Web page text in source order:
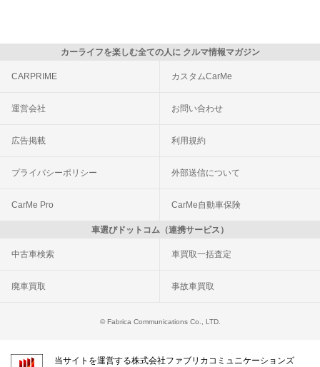
カーライフを楽しむ全ての人に クルマ情報マガジン
CARPRIME カスタムCarMe
運営会社 お問い合わせ
広告掲載 利用規約
プライバシーポリシー 外部送信について
CarMe Pro CarMe自動車保険
車選びドットコム（連携サービス）
中古車検索 車買取一括査定
廃車買取 事故車買取
© Fabrica Communications Co., LTD.
当サイトを運営する株式会社ファブリカコミュニケーションズ